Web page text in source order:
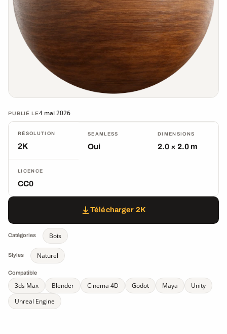
PUBLIÉ LE4 mai 2026
RÉSOLUTION
2K
SEAMLESS
Oui
DIMENSIONS
2.0 × 2.0 m
LICENCE
CC0
Télécharger 2K
Catégories Bois
Styles Naturel
Compatible
3ds Max Blender Cinema 4D Godot Maya
Unity
Unreal Engine